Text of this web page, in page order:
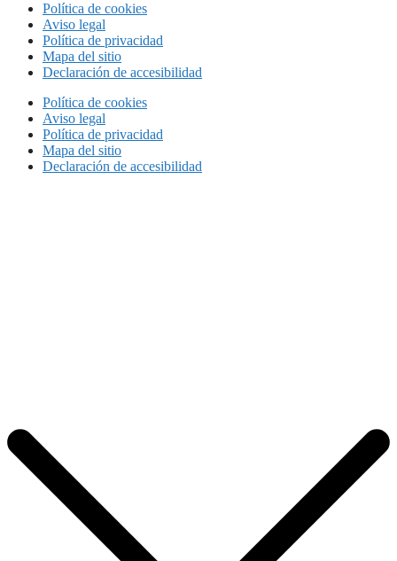
Política de cookies
Aviso legal
Política de privacidad
Mapa del sitio
Declaración de accesibilidad
Política de cookies
Aviso legal
Política de privacidad
Mapa del sitio
Declaración de accesibilidad